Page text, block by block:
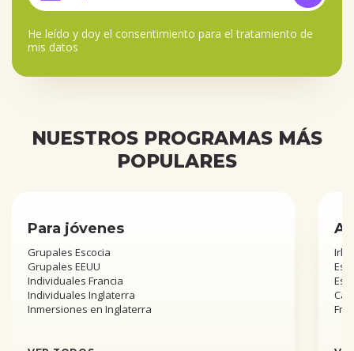
He leído y doy el consentimiento para el tratamiento de
mis datos
NUESTROS PROGRAMAS MÁS
POPULARES
Para jóvenes
Grupales Escocia
Grupales EEUU
Individuales Francia
Individuales Inglaterra
Inmersiones en Inglaterra